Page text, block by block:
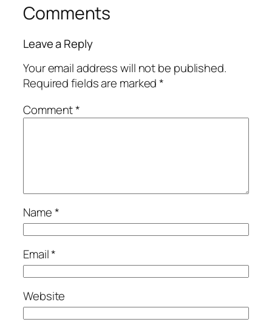
Comments
Leave a Reply
Your email address will not be published.
Required fields are marked*
Comment*
Name*
Email*
Website